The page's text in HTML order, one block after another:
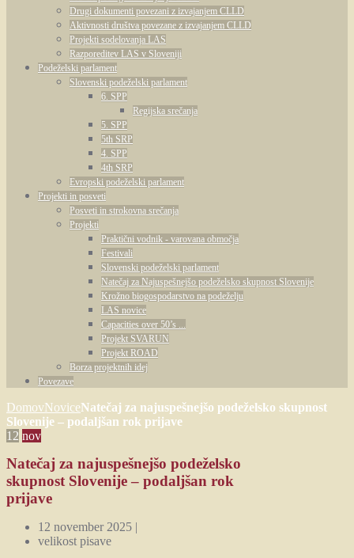
Drugi dokumenti povezani z izvajanjem CLLD
Aktivnosti društva povezane z izvajanjem CLLD
Projekti sodelovanja LAS
Razporeditev LAS v Sloveniji
Podeželski parlament
Slovenski podeželski parlament
6. SPP
Regijska srečanja
5. SPP
5th SRP
4. SPP
4th SRP
Evropski podeželski parlament
Projekti in posveti
Posveti in strokovna srečanja
Projekti
Praktični vodnik - varovana območja
Festivali
Slovenski podeželski parlament
Natečaj za Najuspešnejšo podeželsko skupnost Slovenije
Krožno biogospodarstvo na podeželju
LAS novice
Capacities over 50’s ...
Projekt SVARUN
Projekt ROAD
Borza projektnih idej
Povezave
DomovNoviceNatečaj za najuspešnejšo podeželsko skupnost
Slovenije – podaljšan rok prijave
12 nov
Natečaj za najuspešnejšo podeželsko
skupnost Slovenije – podaljšan rok
prijave
12 november 2025 |
velikost pisave